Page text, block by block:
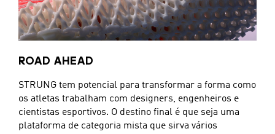
ROAD AHEAD
STRUNG tem potencial para transformar a forma como
os atletas trabalham com designers, engenheiros e
cientistas esportivos. O destino final é que seja uma
plataforma de categoria mista que sirva vários